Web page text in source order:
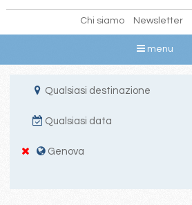
Chi siamo Newsletter
menu
Qualsiasi destinazione
Qualsiasi data
Genova